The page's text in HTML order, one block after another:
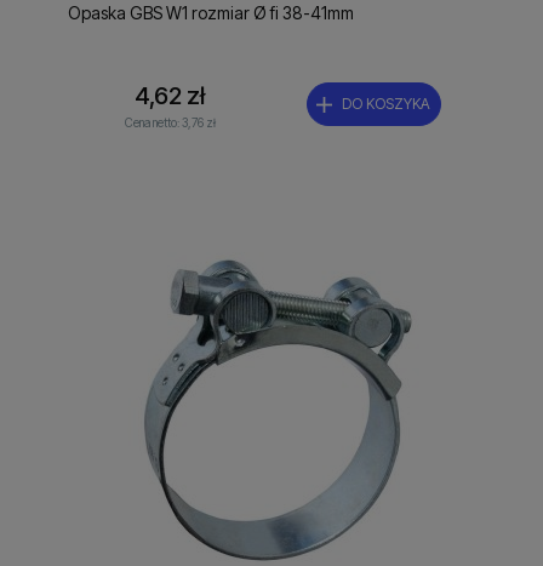
Opaska GBS W1 rozmiar Ø fi 38-41mm
4,62 zł
Cena netto:3,76 zł
DO KOSZYKA